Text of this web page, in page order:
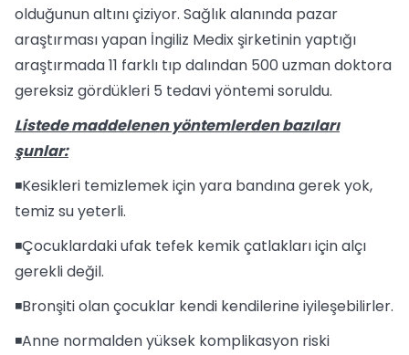
olduğunun altını çiziyor. Sağlık alanında pazar
araştırması yapan İngiliz Medix şirketinin yaptığı
araştırmada 11 farklı tıp dalından 500 uzman doktora
gereksiz gördükleri 5 tedavi yöntemi soruldu.
Listede maddelenen yöntemlerden bazıları
şunlar:
◾Kesikleri temizlemek için yara bandına gerek yok,
temiz su yeterli.
◾Çocuklardaki ufak tefek kemik çatlakları için alçı
gerekli değil.
◾Bronşiti olan çocuklar kendi kendilerine iyileşebilirler.
◾Anne normalden yüksek komplikasyon riski